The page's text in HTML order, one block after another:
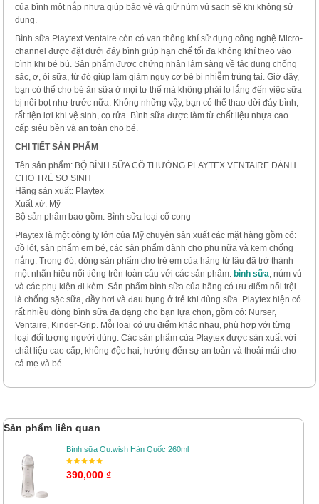
của bình một nắp nhựa giúp bảo vệ và giữ núm vú sạch sẽ khi không sử
dụng.
Bình sữa Playtext Ventaire còn có van thông khí sử dụng công nghệ Micro-
channel được đặt dưới đáy bình giúp hạn chế tối đa không khí theo vào
bình khi bé bú. Sản phẩm được chứng nhận lâm sàng về tác dụng chống
sặc, ợ, ói sữa, từ đó giúp làm giảm nguy cơ bé bị nhiễm trùng tai. Giờ đây,
bạn có thể cho bé ăn sữa ở mọi tư thế mà không phải lo lắng đến việc sữa
bị nổi bọt như trước nữa. Không những vậy, bạn có thể thao dời đáy bình,
rất tiện lợi khi vệ sinh, cọ rửa. Bình sữa được làm từ chất liệu nhựa cao
cấp siêu bền và an toàn cho bé.
CHI TIẾT SẢN PHẨM
Tên sản phẩm: BỘ BÌNH SỮA CỔ THƯỜNG PLAYTEX VENTAIRE DÀNH
CHO TRẺ SƠ SINH
Hãng sản xuất: Playtex
Xuất xứ: Mỹ
Bộ sản phẩm bao gồm: Bình sữa loại cổ cong
Playtex là một công ty lớn của Mỹ chuyên sản xuất các mặt hàng gồm có:
đồ lót, sản phẩm em bé, các sản phẩm dành cho phụ nữa và kem chống
nắng. Trong đó, dòng sản phẩm cho trẻ em của hãng từ lâu đã trở thành
một nhãn hiệu nổi tiếng trên toàn cầu với các sản phẩm: bình sữa, núm vú
và các phụ kiện đi kèm. Sản phẩm bình sữa của hãng có ưu điểm nổi trội
là chống sặc sữa, đầy hơi và đau bụng ở trẻ khi dùng sữa. Playtex hiện có
rất nhiều dòng bình sữa đa dạng cho bạn lựa chọn, gồm có: Nurser,
Ventaire, Kinder-Grip. Mỗi loại có ưu điểm khác nhau, phù hợp với từng
loại đối tượng người dùng. Các sản phẩm của Playtex được sản xuất với
chất liệu cao cấp, không độc hại, hướng đến sự an toàn và thoải mái cho
cả mẹ và bé.
Sản phẩm liên quan
Bình sữa Ou:wish Hàn Quốc 260ml
390,000 ₫